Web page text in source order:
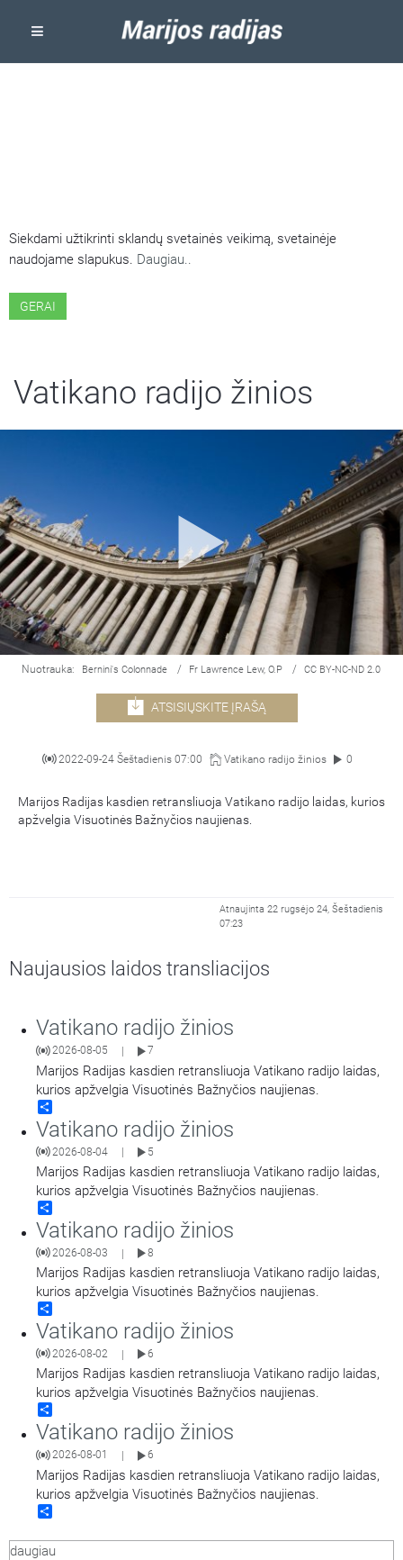
Siekdami užtikrinti sklandų svetainės veikimą, svetainėje
naudojame slapukus. Daugiau..
GERAI
Vatikano radijo žinios
Nuotrauka: Bernini's Colonnade / Fr Lawrence Lew, O.P / CC BY-NC-ND 2.0
ATSISIŲSKITE ĮRAŠĄ
2022-09-24 Šeštadienis 07:00 Vatikano radijo žinios 0
Marijos Radijas kasdien retransliuoja Vatikano radijo laidas, kurios
apžvelgia Visuotinės Bažnyčios naujienas.
Atnaujinta 22 rugsėjo 24, Šeštadienis
07:23
Naujausios laidos transliacijos
Vatikano radijo žinios
2026-08-05 7
Marijos Radijas kasdien retransliuoja Vatikano radijo laidas,
kurios apžvelgia Visuotinės Bažnyčios naujienas.
Vatikano radijo žinios
2026-08-04 5
Marijos Radijas kasdien retransliuoja Vatikano radijo laidas,
kurios apžvelgia Visuotinės Bažnyčios naujienas.
Vatikano radijo žinios
2026-08-03 | 8
Marijos Radijas kasdien retransliuoja Vatikano radijo laidas,
kurios apžvelgia Visuotinės Bažnyčios naujienas.
Vatikano radijo žinios
2026-08-02 | 6
Marijos Radijas kasdien retransliuoja Vatikano radijo laidas,
kurios apžvelgia Visuotinės Bažnyčios naujienas.
Vatikano radijo žinios
2026-08-01 6
Marijos Radijas kasdien retransliuoja Vatikano radijo laidas,
kurios apžvelgia Visuotinės Bažnyčios naujienas.
daugiau